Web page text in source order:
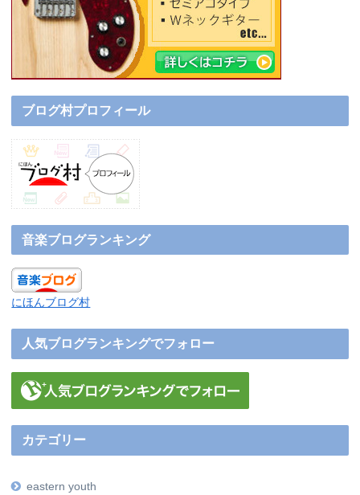
ブログ村プロフィール
音楽ブログランキング
にほんブログ村
人気ブログランキングでフォロー
カテゴリー
eastern youth